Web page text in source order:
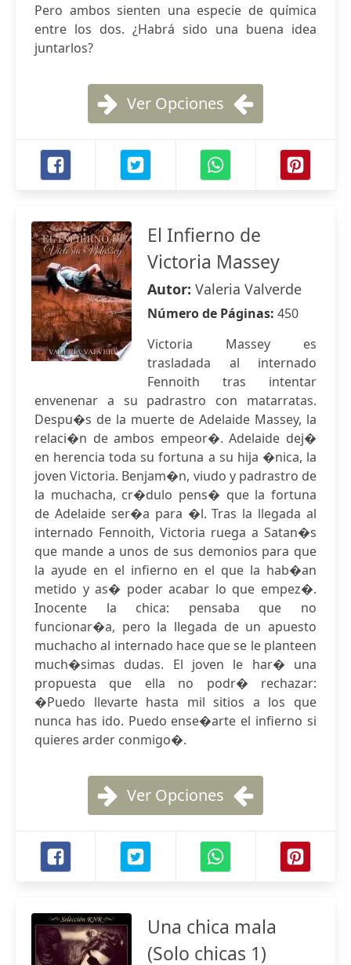
Pero ambos sienten una especie de química
entre los dos. ¿Habrá sido una buena idea
juntarlos?
Ver Opciones
El Infierno de
Victoria Massey
Autor: Valeria Valverde
Número de Páginas: 450
Victoria Massey es
trasladada al internado
Fennoith tras intentar
envenenar a su padrastro con matarratas.
Despu�s de la muerte de Adelaide Massey, la
relaci�n de ambos empeor�. Adelaide dej�
en herencia toda su fortuna a su hija �nica, la
joven Victoria. Benjam�n, viudo y padrastro de
la muchacha, cr�dulo pens� que la fortuna
de Adelaide ser�a para �l. Tras la llegada al
internado Fennoith, Victoria ruega a Satan�s
que mande a unos de sus demonios para que
la ayude en el infierno en el que la hab�an
metido y as� poder acabar lo que empez�.
Inocente la chica: pensaba que no
funcionar�a, pero la llegada de un apuesto
muchacho al internado hace que se le planteen
much�simas dudas. El joven le har� una
propuesta que ella no podr� rechazar:
�Puedo llevarte hasta mil sitios a los que
nunca has ido. Puedo ense�arte el infierno si
quieres arder conmigo�.
Ver Opciones
Una chica mala
(Solo chicas 1)